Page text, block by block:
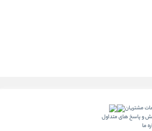
مشتریان
و پاسخ های متداول
ما